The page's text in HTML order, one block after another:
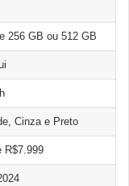
256 GB ou 512 GB
Cinza e Preto
R$7.999